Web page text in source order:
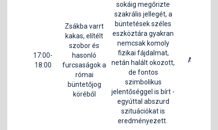
17:00-
18:00
Zsákba varrt
kakas, elítélt
szobor és
hasonló
furcsaságok a
római
büntetőjog
köréből
sokáig megőrizte
szakrális jellegét, a
büntetések széles
eszköztára gyakran
nemcsak komoly
fizikai fájdalmat,
netán halált okozott,
de fontos
szimbolikus
jelentőséggel is bírt -
egyúttal abszurd
szituációkat is
eredményezett.
A2